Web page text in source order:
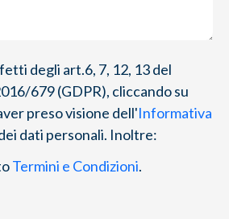
degli art.6, 7, 12, 13 del
679 (GDPR), cliccando su
preso visione dell'Informativa
dati personali. Inoltre:
Termini e Condizioni.